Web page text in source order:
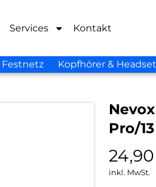
Services Kontakt
Festnetz Kopfhörer &
Pro/
24,90
inkl. MwSt.